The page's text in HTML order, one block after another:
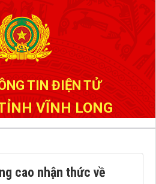
TIN ĐIỆN TỬ
VĨNH LONG
cao nhận thức về